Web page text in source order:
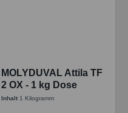
MOLYDUVAL Attila TF
2 OX - 1 kg Dose
Spezialfett für
Inhalt 1 Kilogramm